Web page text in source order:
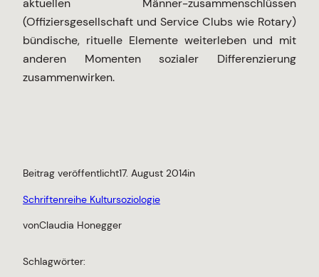
aktuellen Männer-zusammenschlüssen
(Offiziersgesellschaft und Service Clubs wie Rotary)
bündische, rituelle Elemente weiterleben und mit
anderen Momenten sozialer Differenzierung
zusammenwirken.
Beitrag veröffentlicht17. August 2014in
Schriftenreihe Kultursoziologie
vonClaudia Honegger
Schlagwörter: